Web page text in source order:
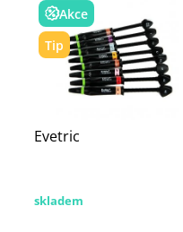
Akce
Tip
Evetric
skladem